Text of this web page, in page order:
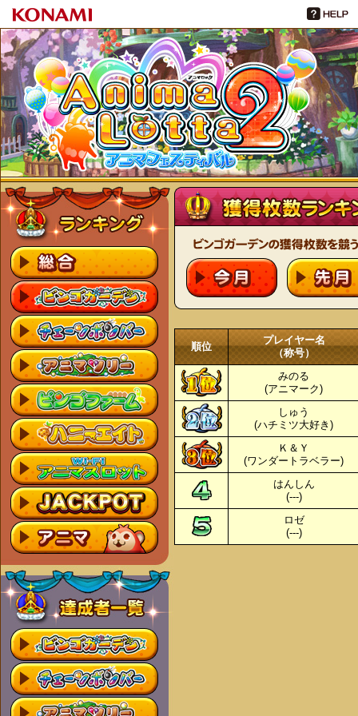
順位
プレイヤー名
（称号）
みのる
(アニマーク)
しゅう
(ハチミツ大好き)
Ｋ＆Ｙ
(ワンダートラベラー)
はんしん
(---)
ロゼ
(---)